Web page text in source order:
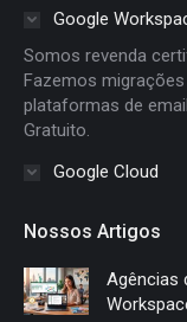
window
in
window
in
window
in
Google
Somos revenda
Fazemos
plataformas de
Gratuito.
Google Cloud
Nossos Artigos
Agências